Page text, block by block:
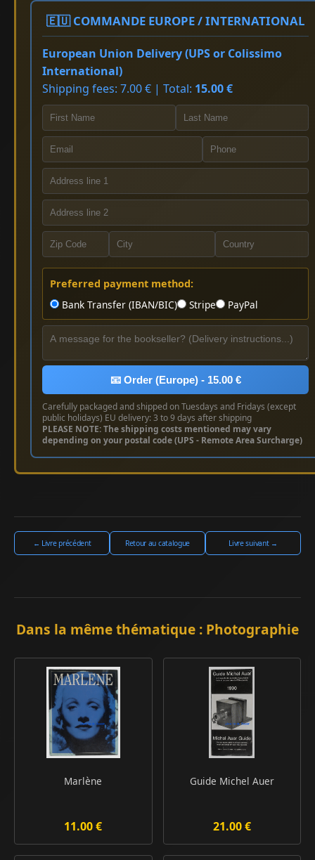
🇪🇺 COMMANDE EUROPE / INTERNATIONAL
European Union Delivery (UPS or Colissimo
International)
Shipping fees: 7.00 € | Total: 15.00 €
Preferred payment method:
Bank Transfer (IBAN/BIC)
Stripe PayPal
📧 Order (Europe) - 15.00 €
Carefully packaged and shipped on Tuesdays and Fridays (except
public holidays) EU delivery: 3 to 9 days after shipping
PLEASE NOTE: The shipping costs mentioned may vary
depending on your postal code (UPS - Remote Area Surcharge)
← Livre précédent Retour au catalogue Livre suivant →
Dans la même thématique : Photographie
Marlène
11.00 €
Guide Michel Auer
21.00 €